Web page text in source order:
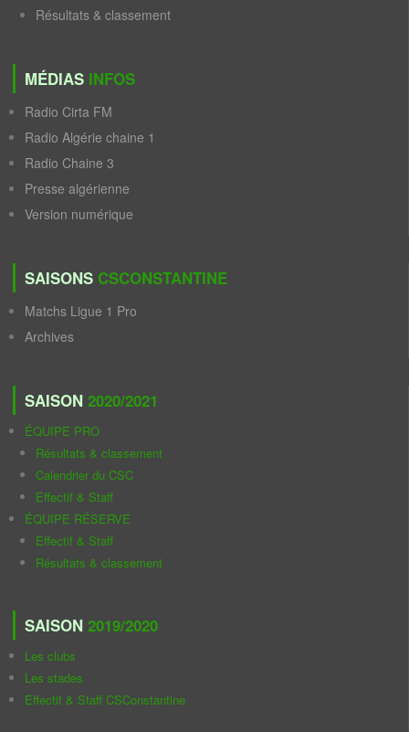
Résultats & classement
MÉDIAS INFOS
Radio Cirta FM
Radio Algérie chaine 1
Radio Chaine 3
Presse algérienne
Version numérique
SAISONS CSCONSTANTINE
Matchs Ligue 1 Pro
Archives
SAISON 2020/2021
ÉQUIPE PRO
Résultats & classement
Calendrier du CSC
Effectif & Staff
ÉQUIPE RÉSERVE
Effectif & Staff
Résultats & classement
SAISON 2019/2020
Les clubs
Les stades
Effectif & Staff CSConstantine